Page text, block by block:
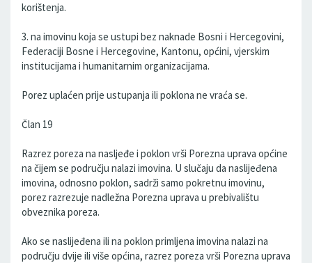
korištenja.
3. na imovinu koja se ustupi bez naknade Bosni i Hercegovini,
Federaciji Bosne i Hercegovine, Kantonu, općini, vjerskim
institucijama i humanitarnim organizacijama.
Porez uplaćen prije ustupanja ili poklona ne vraća se.
Član 19
Razrez poreza na nasljeđe i poklon vrši Porezna uprava općine
na čijem se području nalazi imovina. U slučaju da naslijeđena
imovina, odnosno poklon, sadrži samo pokretnu imovinu,
porez razrezuje nadležna Porezna uprava u prebivalištu
obveznika poreza.
Ako se naslijeđena ili na poklon primljena imovina nalazi na
području dvije ili više općina, razrez poreza vrši Porezna uprava